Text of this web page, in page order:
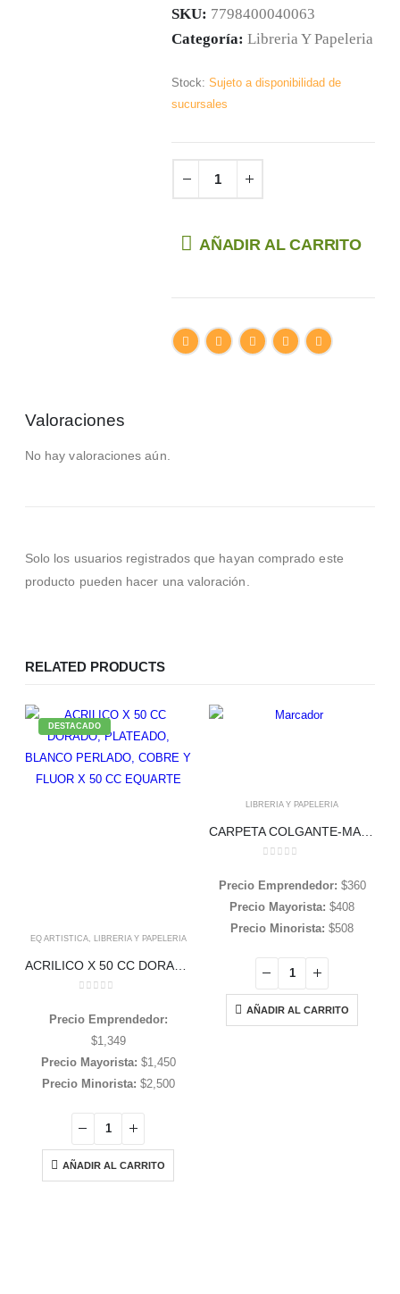
SKU: 7798400040063
Categoría: Libreria Y Papeleria
Stock: Sujeto a disponibilidad de
sucursales
AÑADIR AL CARRITO
Valoraciones
No hay valoraciones aún.
Solo los usuarios registrados que hayan comprado este
producto pueden hacer una valoración.
RELATED PRODUCTS
DESTACADO
EQ ARTISTICA, LIBRERIA Y PAPELERIA
Precio Emprendedor:
$1,349
Precio Mayorista: $1,450
Precio Minorista: $2,500
AÑADIR AL CARRITO
LIBRERIA Y PAPELERIA
Precio Emprendedor: $360
Precio Mayorista: $408
Precio Minorista: $508
AÑADIR AL CARRITO